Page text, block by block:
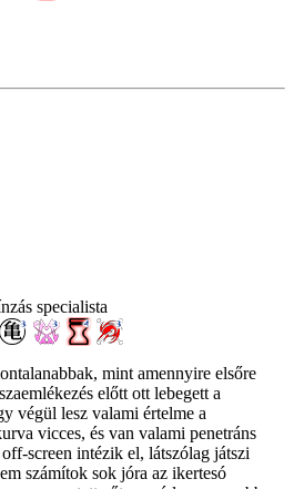
specialista
mint amennyire elsőre
előtt ott lebegett a
végül lesz valami értelme a
vicces, és van valami penetráns
screen intézik el, látszólag játszi
számítok sok jóra az ikertesó